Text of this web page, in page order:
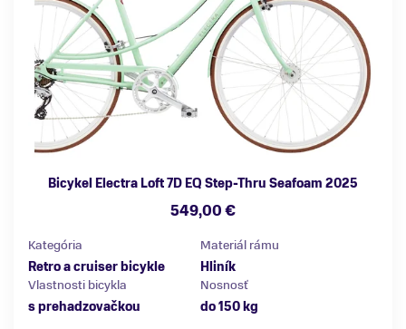
Bicykel Electra Loft 7D EQ Step-Thru Seafoam 2025
549,00 €
Kategória
Retro a cruiser bicykle
Materiál rámu
Hliník
Vlastnosti bicykla
s prehadzovačkou
Nosnosť
do 150 kg